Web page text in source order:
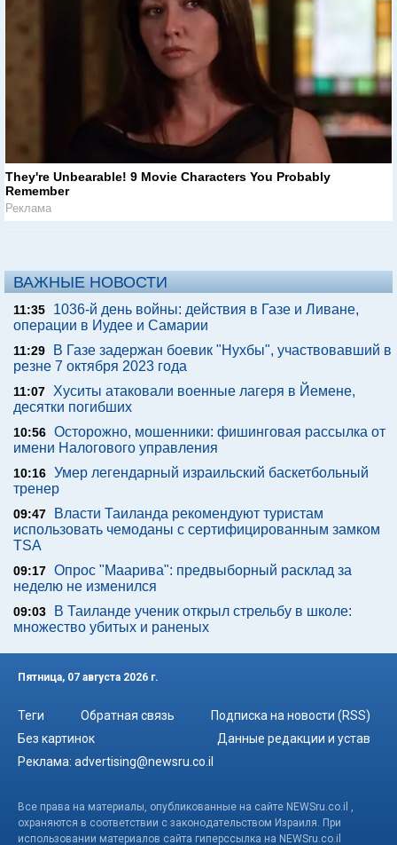
They're Unbearable! 9 Movie Characters You Probably
Remember
Реклама
ВАЖНЫЕ НОВОСТИ
11:35
1036-й день войны: действия в Газе и Ливане,
операции в Иудее и Самарии
11:29
В Газе задержан боевик "Нухбы", участвовавший в
резне 7 октября 2023 года
11:07 Хуситы атаковали военные лагеря в Йемене,
десятки погибших
10:56 Осторожно, мошенники: фишинговая рассылка от
имени Налогового управления
10:16 Умер легендарный израильский баскетбольный
тренер
09:47
Власти Таиланда рекомендуют туристам
использовать чемоданы с сертифицированным замком
TSA
09:17 Опрос "Mаарива": предвыборный расклад за
неделю не изменился
09:03
В Таиланде ученик открыл стрельбу в школе:
множество убитых и раненых
Пятница, 07 августа 2026 г.
Теги Обратная связь
Подписка на новости (RSS)
Без картинок
Данные редакции и устав
Реклама: advertising@newsru.co.il
Все права на материалы, опубликованные на сайте NEWSru.co.il ,
охраняются в соответствии с законодательством Израиля. При
использовании материалов сайта гиперссылка на NEWSru.co.il